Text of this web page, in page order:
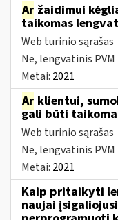
Ar žaidimui
taikomas
Web turinio sąrašas
Ne, lengvatinis
Metai: 2021
Ar klientui,
gali būti
Web turinio sąrašas
Ne, lengvatinis
Metai: 2021
Kaip pritaikyti
naujai